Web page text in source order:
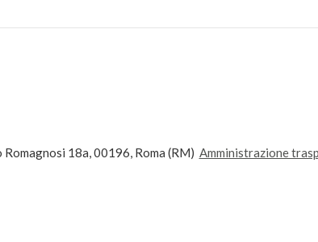
18a, 00196, Roma (RM) Amministrazione